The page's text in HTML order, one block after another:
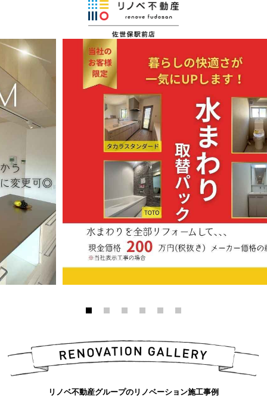
リノベ不動産グループのリノベーション施工事例